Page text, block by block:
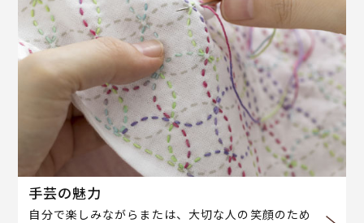
手芸の魅力
自分で楽しみながらまたは、大切な人の笑顔のため